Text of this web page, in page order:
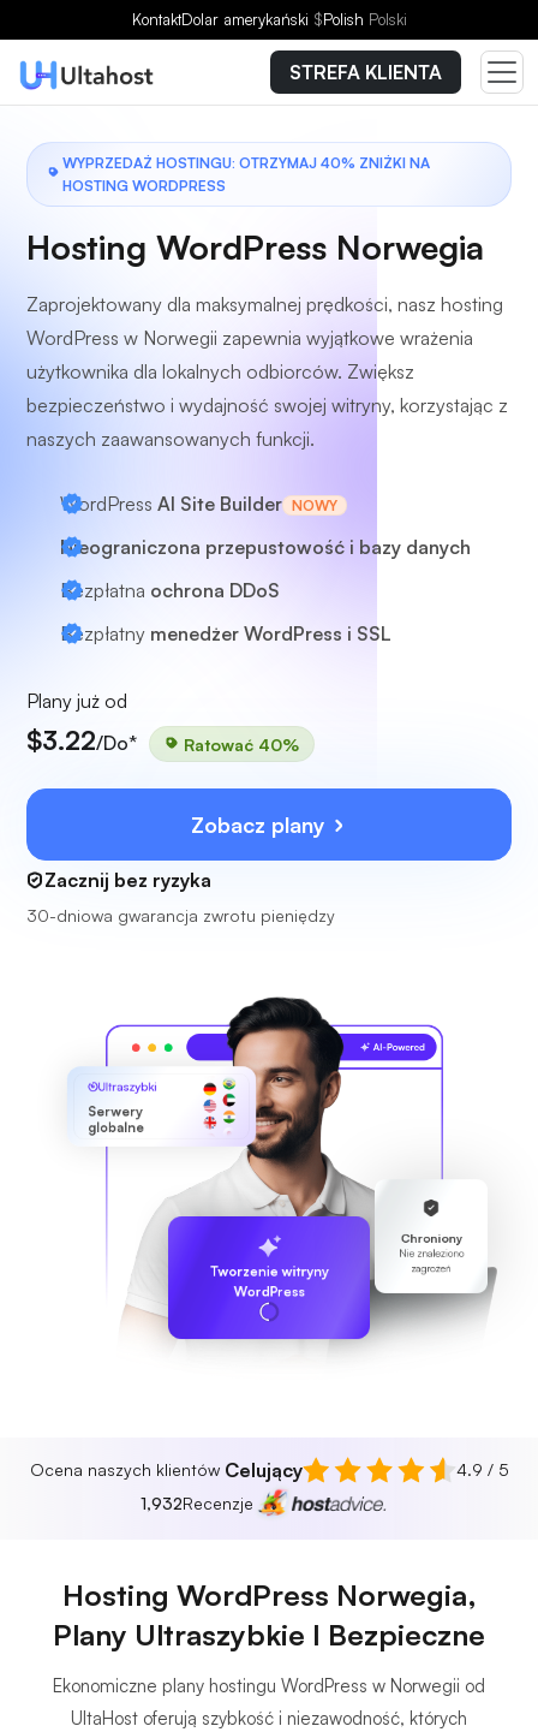
KontaktDolar amerykański $Polish Polski
STREFA KLIENTA
WYPRZEDAŻ HOSTINGU: OTRZYMAJ 40% ZNIŻKI NA
HOSTING WORDPRESS
Hosting WordPress Norwegia
Zaprojektowany dla maksymalnej prędkości, nasz hosting
WordPress w Norwegii zapewnia wyjątkowe wrażenia
użytkownika dla lokalnych odbiorców. Zwiększ
bezpieczeństwo i wydajność swojej witryny, korzystając z
naszych zaawansowanych funkcji.
WordPress AI Site Builder NOWY
Nieograniczona przepustowość i bazy danych
Bezpłatna ochrona DDoS
Bezpłatny menedżer WordPress i SSL
Plany już od
$3.22/Do* Ratować 40%
Zobacz plany
Zacznij bez ryzyka
30-dniowa gwarancja zwrotu pieniędzy
Chroniony
Nie znaleziono
zagrożeń
Ultraszybki
Serwery
globalne
Tworzenie witryny
WordPress
Ocena naszych klientów Celujący
4.9 / 5
1,932Recenzje
Hosting WordPress Norwegia,
Plany Ultraszybkie I Bezpieczne
Ekonomiczne plany hostingu WordPress w Norwegii od
UltaHost oferują szybkość i niezawodność, których